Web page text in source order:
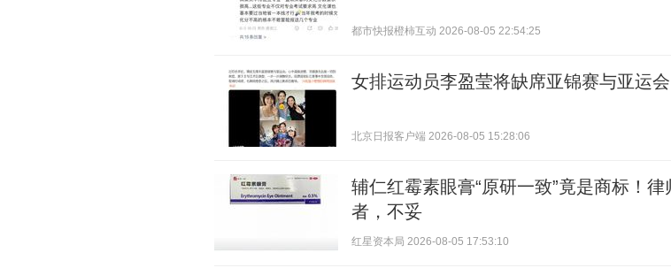
都市快报橙柿互动 2026-08-05 22:54:25
女排运动员李盈莹将缺席亚锦赛与亚运会
北京日报客户端 2026-08-05 15:28:06
辅仁红霉素眼膏“原研一致”竟是商标！
者，不妥
红星资本局 2026-08-05 17:53:10